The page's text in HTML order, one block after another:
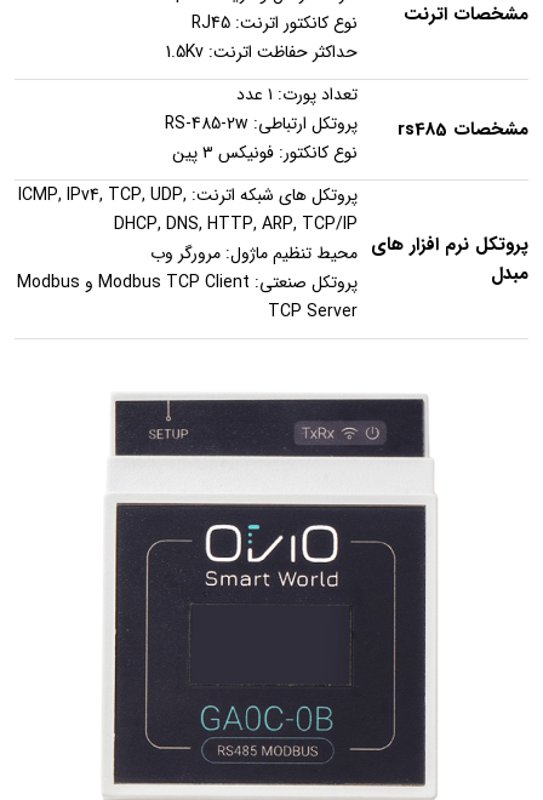
مشخصات اترنت
نوع کانکتور اترنت: RJ45
حداکثر حفاظت اترنت: 1.5Kv
مشخصات rs485
تعداد پورت: ۱ عدد
پروتکل ارتباطی: RS-485-2w
نوع کانکتور: فونیکس ۳ پین
پروتکل نرم افزار های
مبدل
پروتکل های شبکه اترنت: ICMP, IPv4, TCP, UDP,
DHCP, DNS, HTTP, ARP, TCP/IP
محیط تنظیم ماژول: مرورگر وب
پروتکل صنعتی: Modbus TCP Client و Modbus
TCP Server